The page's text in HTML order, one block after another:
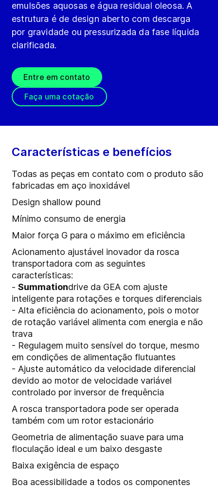
emulsões aquosas e água residual oleosa. A
estrutura é de design aberto com descarga
por gravidade ou pressurizada da fase líquida
clarificada.
Entre em contato
Faça uma cotação
Características e benefícios
Todas as peças em contato com o produto são
fabricadas em aço inoxidável
Design shallow pound
Mínimo consumo de energia
Maior força G para o máximo em eficiência
Acionamento ajustável inovador da rosca
transportadora com as seguintes
características:
- Summationdrive da GEA com ajuste
inteligente para rotações e torques diferenciais
- Alta eficiência do acionamento, pois o motor
de rotação variável alimenta com energia e não
trava
- Regulagem muito sensível do torque, mesmo
em condições de alimentação flutuantes
- Ajuste automático da velocidade diferencial
devido ao motor de velocidade variável
controlado por inversor de frequência
A rosca transportadora pode ser operada
também com um rotor estacionário
Geometria de alimentação suave para uma
floculação ideal e um baixo desgaste
Baixa exigência de espaço
Boa acessibilidade a todos os componentes